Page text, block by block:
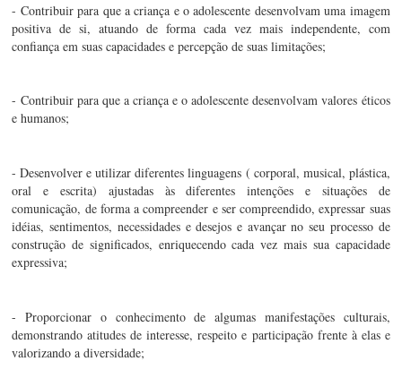
- Contribuir para que a criança e o adolescente desenvolvam uma imagem
positiva de si, atuando de forma cada vez mais independente, com
confiança em suas capacidades e percepção de suas limitações;
- Contribuir para que a criança e o adolescente desenvolvam valores éticos
e humanos;
- Desenvolver e utilizar diferentes linguagens ( corporal, musical, plástica,
oral e escrita) ajustadas às diferentes intenções e situações de
comunicação, de forma a compreender e ser compreendido, expressar suas
idéias, sentimentos, necessidades e desejos e avançar no seu processo de
construção de significados, enriquecendo cada vez mais sua capacidade
expressiva;
- Proporcionar o conhecimento de algumas manifestações culturais,
demonstrando atitudes de interesse, respeito e participação frente à elas e
valorizando a diversidade;